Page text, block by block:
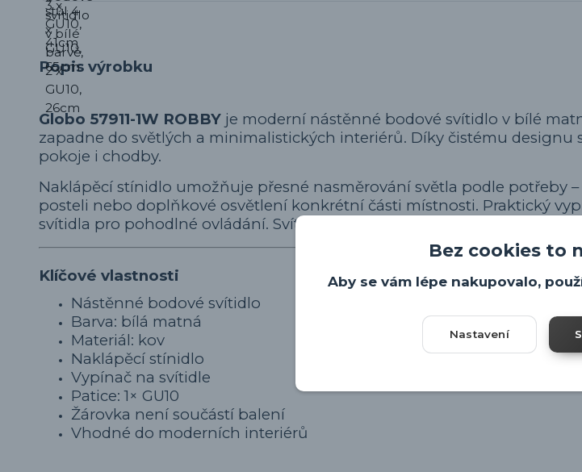
Popis výrobku
Globo 57911-1W ROBBY je moderní nástěnné bodové svítidlo v bílé
zapadne do světlých a minimalistických interiérů. Díky čistému designu
pokoje i chodby.
Naklápěcí stínidlo umožňuje přesné nasměrování světla podle potřeby
posteli nebo doplňkové osvětlení konkrétní části místnosti. Praktický
svítidla pro pohodlné ovládání. Svítidlo je určeno pro žárovku s paticí
Klíčové vlastnosti
Nástěnné bodové svítidlo
Barva: bílá matná
Materiál: kov
Naklápěcí stínidlo
Vypínač na svítidle
Patice: 1× GU10
Žárovka není součástí balení
Vhodné do moderních interiérů
Bez cookies to
Aby se vám lépe nakupovalo,
Nastavení